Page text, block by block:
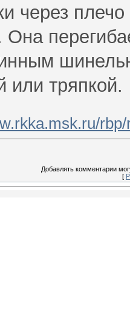
через
Она
или тряпкой.
Добавлять комментарии
[